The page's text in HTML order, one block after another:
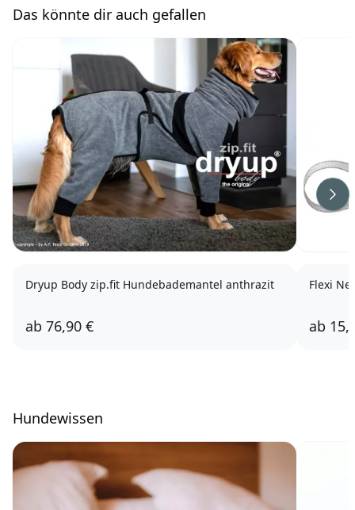
Das könnte dir auch gefallen
Dryup Body zip.fit Hundebademantel anthrazit
ab 76,90 €
Flexi
ab
Hundewissen